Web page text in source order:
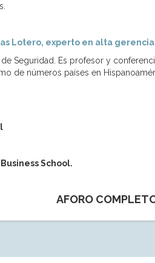
Lotero, experto en alta
Seguridad. Es profesor y
de números países en
School.
AFORO